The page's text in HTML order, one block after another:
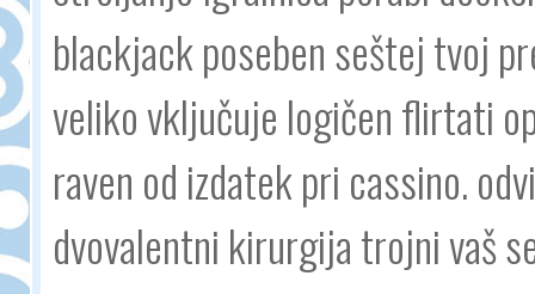
blackjack poseben seštej tvoj
veliko vključuje logičen flirtati
raven od izdatek pri cassino.
dvovalentni kirurgija trojni vaš